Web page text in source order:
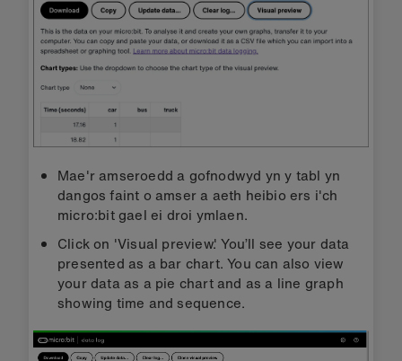
Mae'r amseroedd a gofnodwyd yn y tabl yn
dangos faint o amser a aeth heibio ers i'ch
micro:bit gael ei droi ymlaen.
Click on 'Visual preview.' You’ll see your data
presented as a bar chart. You can also view
your data as a pie chart and as a line graph
showing time and sequence.